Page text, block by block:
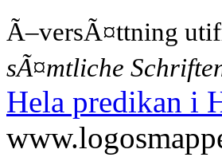
Ã–versÃ¤ttning
sÃ¤mtliche
Hela predikan i